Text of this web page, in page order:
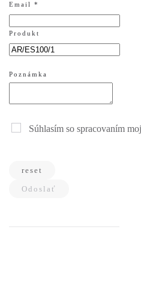
Email *
Produkt
Poznámka
Súhlasím so spracovaním
reset
Odoslať